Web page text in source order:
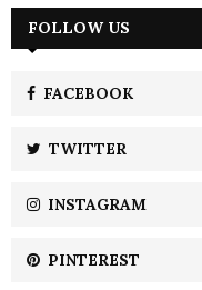
h
FOLLOW US
FACEBOOK
TWITTER
INSTAGRAM
PINTEREST